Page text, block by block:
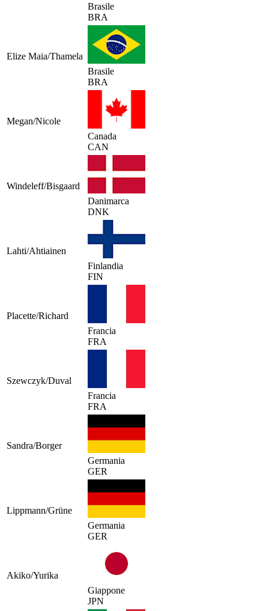
Brasile
BRA
Elize Maia/Thamela
Brasile
BRA
Megan/Nicole
Canada
CAN
Windeleff/Bisgaard
Danimarca
DNK
Lahti/Ahtiainen
Finlandia
FIN
Placette/Richard
Francia
FRA
Szewczyk/Duval
Francia
FRA
Sandra/Borger
Germania
GER
Lippmann/Grüne
Germania
GER
Akiko/Yurika
Giappone
JPN